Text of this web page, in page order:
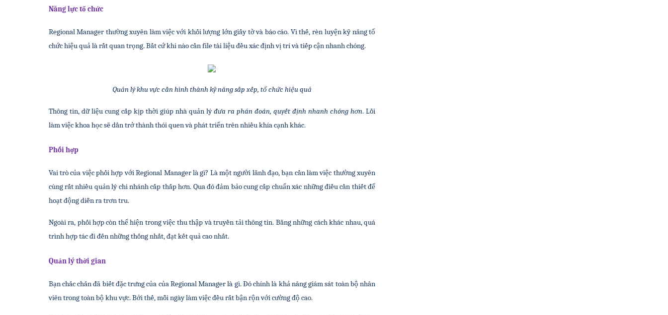
Năng lực tổ chức
Regional Manager thường xuyên làm việc với khối lượng lớn giấy tờ và báo cáo. Vì thế, rèn luyện kỹ năng tổ
chức hiệu quả là rất quan trọng. Bất cứ khi nào cần file tài liệu đều xác định vị trí và tiếp cận nhanh chóng.
Quản lý khu vực cần hình thành kỹ năng sắp xếp, tổ chức hiệu quả
Thông tin, dữ liệu cung cấp kịp thời giúp nhà quản lý đưa ra phán đoán, quyết định nhanh chóng hơn. Lối
làm việc khoa học sẽ dần trở thành thói quen và phát triển trên nhiều khía cạnh khác.
Phối hợp
Vai trò của việc phối hợp với Regional Manager là gì? Là một người lãnh đạo, bạn cần làm việc thường xuyên
cùng rất nhiều quản lý chi nhánh cấp thấp hơn. Qua đó đảm bảo cung cấp chuẩn xác những điều cần thiết để
hoạt động diễn ra trơn tru.
Ngoài ra, phối hợp còn thể hiện trong việc thu thập và truyền tải thông tin. Bằng những cách khác nhau, quá
trình hợp tác đi đến những thống nhất, đạt kết quả cao nhất.
Quản lý thời gian
Bạn chắc chắn đã biết đặc trưng của của Regional Manager là gì. Đó chính là khả năng giám sát toàn bộ nhân
viên trong toàn bộ khu vực. Bởi thế, mỗi ngày làm việc đều rất bận rộn với cường độ cao.